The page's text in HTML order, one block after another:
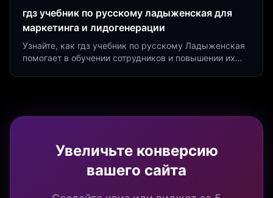
гдз учебник по русскому ладыженская для
маркетинга и лидогенерации
Узнайте, как гдз учебник по русскому Ладыженская
помогает в обучении сотрудников и повышении их
Увеличьте конверсию
вашего сайта